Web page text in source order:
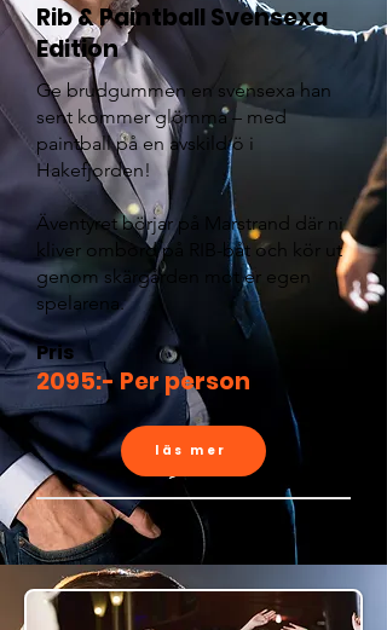
Rib & Paintball Svensexa
Edition
Ge brudgummen en svensexa han
sent kommer glömma – med
paintball på en avskild ö i
Hakefjorden!
Äventyret börjar på Marstrand där ni
kliver ombord på RIB-båt och kör ut
genom skärgården mot er egen
spelarena.
Pris
2095:- Per person
läs mer